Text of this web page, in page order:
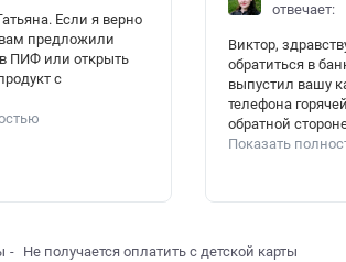
Если я верно
предложили
в ПИФ или открыть
с
отвечает:
Виктор,
обратиться в
выпустил вашу
телефона
обратной
Показать
Не получается оплатить с детской карты